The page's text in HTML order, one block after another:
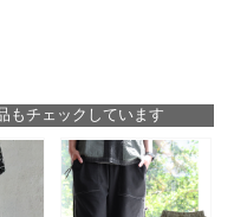
もチェックしています